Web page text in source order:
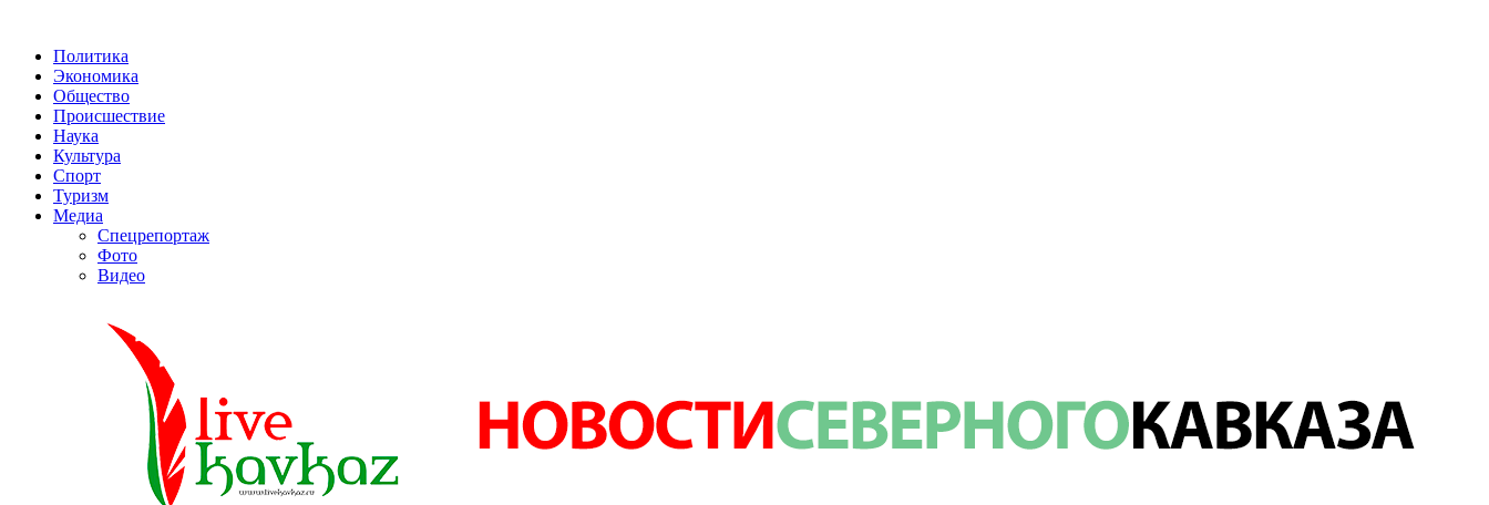
Политика
Экономика
Общество
Происшествие
Наука
Культура
Спорт
Туризм
Медиа
Спецрепортаж
Фото
Видео